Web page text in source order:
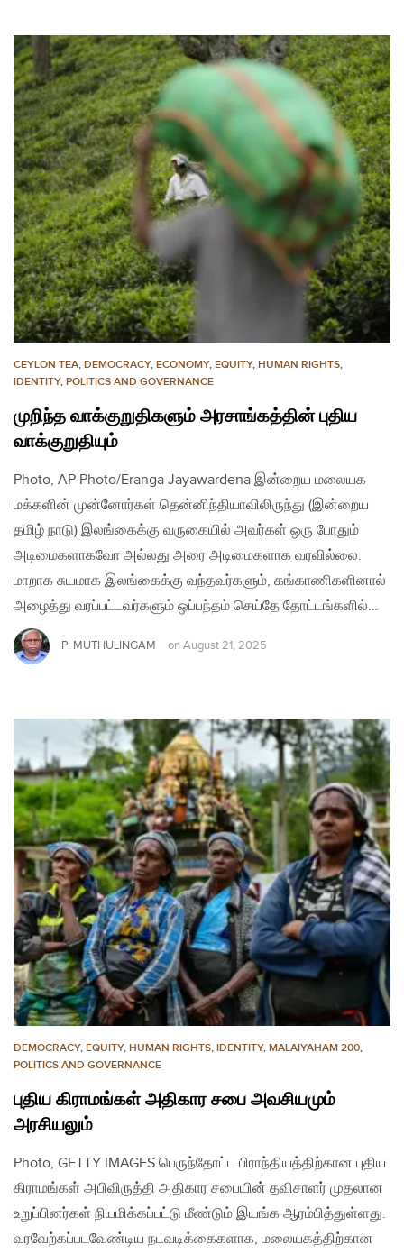
CEYLON TEA, DEMOCRACY, ECONOMY, EQUITY, HUMAN RIGHTS,
IDENTITY, POLITICS AND GOVERNANCE
முறிந்த வாக்குறுதிகளும் அரசாங்கத்தின் புதிய
வாக்குறுதியும்
Photo, AP Photo/Eranga Jayawardena இன்றைய மலையக
மக்களின் முன்னோர்கள் தென்னிந்தியாவிலிருந்து (இன்றைய
தமிழ் நாடு) இலங்கைக்கு வருகையில் அவர்கள் ஒரு போதும்
அடிமைகளாகவோ அல்லது அரை அடிமைகளாக வரவில்லை.
மாறாக சுயமாக இலங்கைக்கு வந்தவர்களும், கங்காணிகளினால்
அழைத்து வரப்பட்டவர்களும் ஒப்பந்தம் செய்தே தோட்டங்களில்…
P. MUTHULINGAM on August 21, 2025
DEMOCRACY, EQUITY, HUMAN RIGHTS, IDENTITY, MALAIYAHAM 200,
POLITICS AND GOVERNANCE
புதிய கிராமங்கள் அதிகார சபை அவசியமும்
அரசியலும்
Photo, GETTY IMAGES பெருந்தோட்ட பிராந்தியத்திற்கான புதிய
கிராமங்கள் அபிவிருத்தி அதிகார சபையின் தவிசாளர் முதலான
உறுப்பினர்கள் நியமிக்கப்பட்டு மீண்டும் இயங்க ஆரம்பித்துள்ளது.
வரவேற்கப்படவேண்டிய நடவடிக்கைகளாக, மலையகத்திற்கான